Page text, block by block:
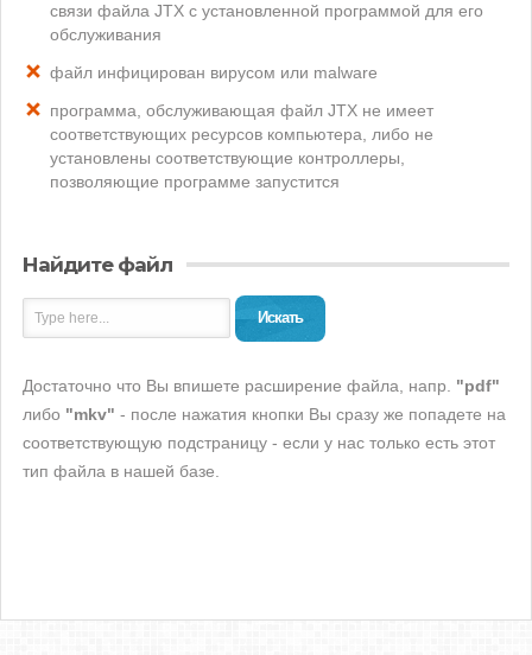
связи файла JTX с установленной программой для его
обслуживания
файл инфицирован вирусом или malware
программа, обслуживающая файл JTX не имеет
соответствующих ресурсов компьютера, либо не
установлены соответствующие контроллеры,
позволяющие программе запустится
Найдите файл
Искать
Достаточно что Вы впишете расширение файла, напр. "pdf"
либо "mkv" - после нажатия кнопки Вы сразу же попадете на
соответствующую подстраницу - если у нас только есть этот
тип файла в нашей базе.